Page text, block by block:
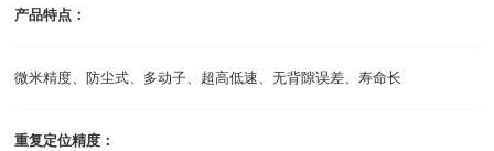
产品特点：
微米精度、防尘式、多动子、超高低速、无背隙误差、寿命长
重复定位精度：